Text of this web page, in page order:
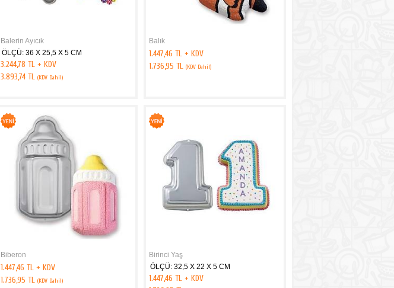
Balerin Ayıcık
ÖLÇÜ: 36 X 25,5 X 5 CM
3.244,78 TL + KDV
3.893,74 TL (KDV Dahil)
Balık
1.447,46 TL + KDV
1.736,95 TL (KDV Dahil)
Biberon
1.447,46 TL + KDV
1.736,95 TL (KDV Dahil)
Birinci Yaş
ÖLÇÜ: 32,5 X 22 X 5 CM
1.447,46 TL + KDV